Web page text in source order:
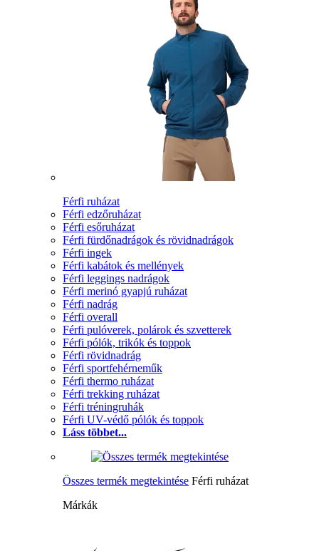
Férfi ruházat
Férfi edzőruházat
Férfi esőruházat
Férfi fürdőnadrágok és rövidnadrágok
Férfi ingek
Férfi kabátok és mellények
Férfi leggings nadrágok
Férfi merinó gyapjú ruházat
Férfi nadrág
Férfi overall
Férfi pulóverek, polárok és szvetterek
Férfi pólók, trikók és toppok
Férfi rövidnadrág
Férfi sportfehérneműk
Férfi thermo ruházat
Férfi trekking ruházat
Férfi tréningruhák
Férfi UV-védő pólók és toppok
Láss többet...
Összes termék megtekintése Férfi ruházat
Márkák